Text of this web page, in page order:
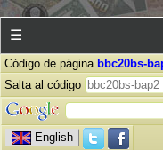
☰
Código de página bbc20bs-
Salta al código
English